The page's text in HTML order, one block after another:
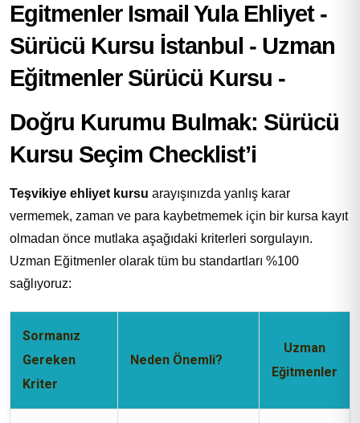
Doğru Kurumu Bulmak: Sürücü
Kursu Seçim Checklist’i
Teşvikiye ehliyet kursu arayışınızda yanlış karar
vermemek, zaman ve para kaybetmemek için bir kursa kayıt
olmadan önce mutlaka aşağıdaki kriterleri sorgulayın.
Uzman Eğitmenler olarak tüm bu standartları %100
sağlıyoruz:
Sormanız
Gereken
Kriter
Neden Önemli?
Uzman
Eğitmenler